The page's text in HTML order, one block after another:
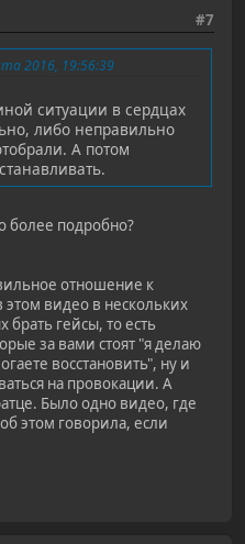
#7
2016, 19:56:39
ситуации в сердцах
либо неправильно
А потом
более подробно?
отношение к
этом видео в нескольких
брать гейсы, то есть
за вами стоят "я делаю
восстановить", ну и
на провокации. А
Было одно видео, где
этом говорила, если